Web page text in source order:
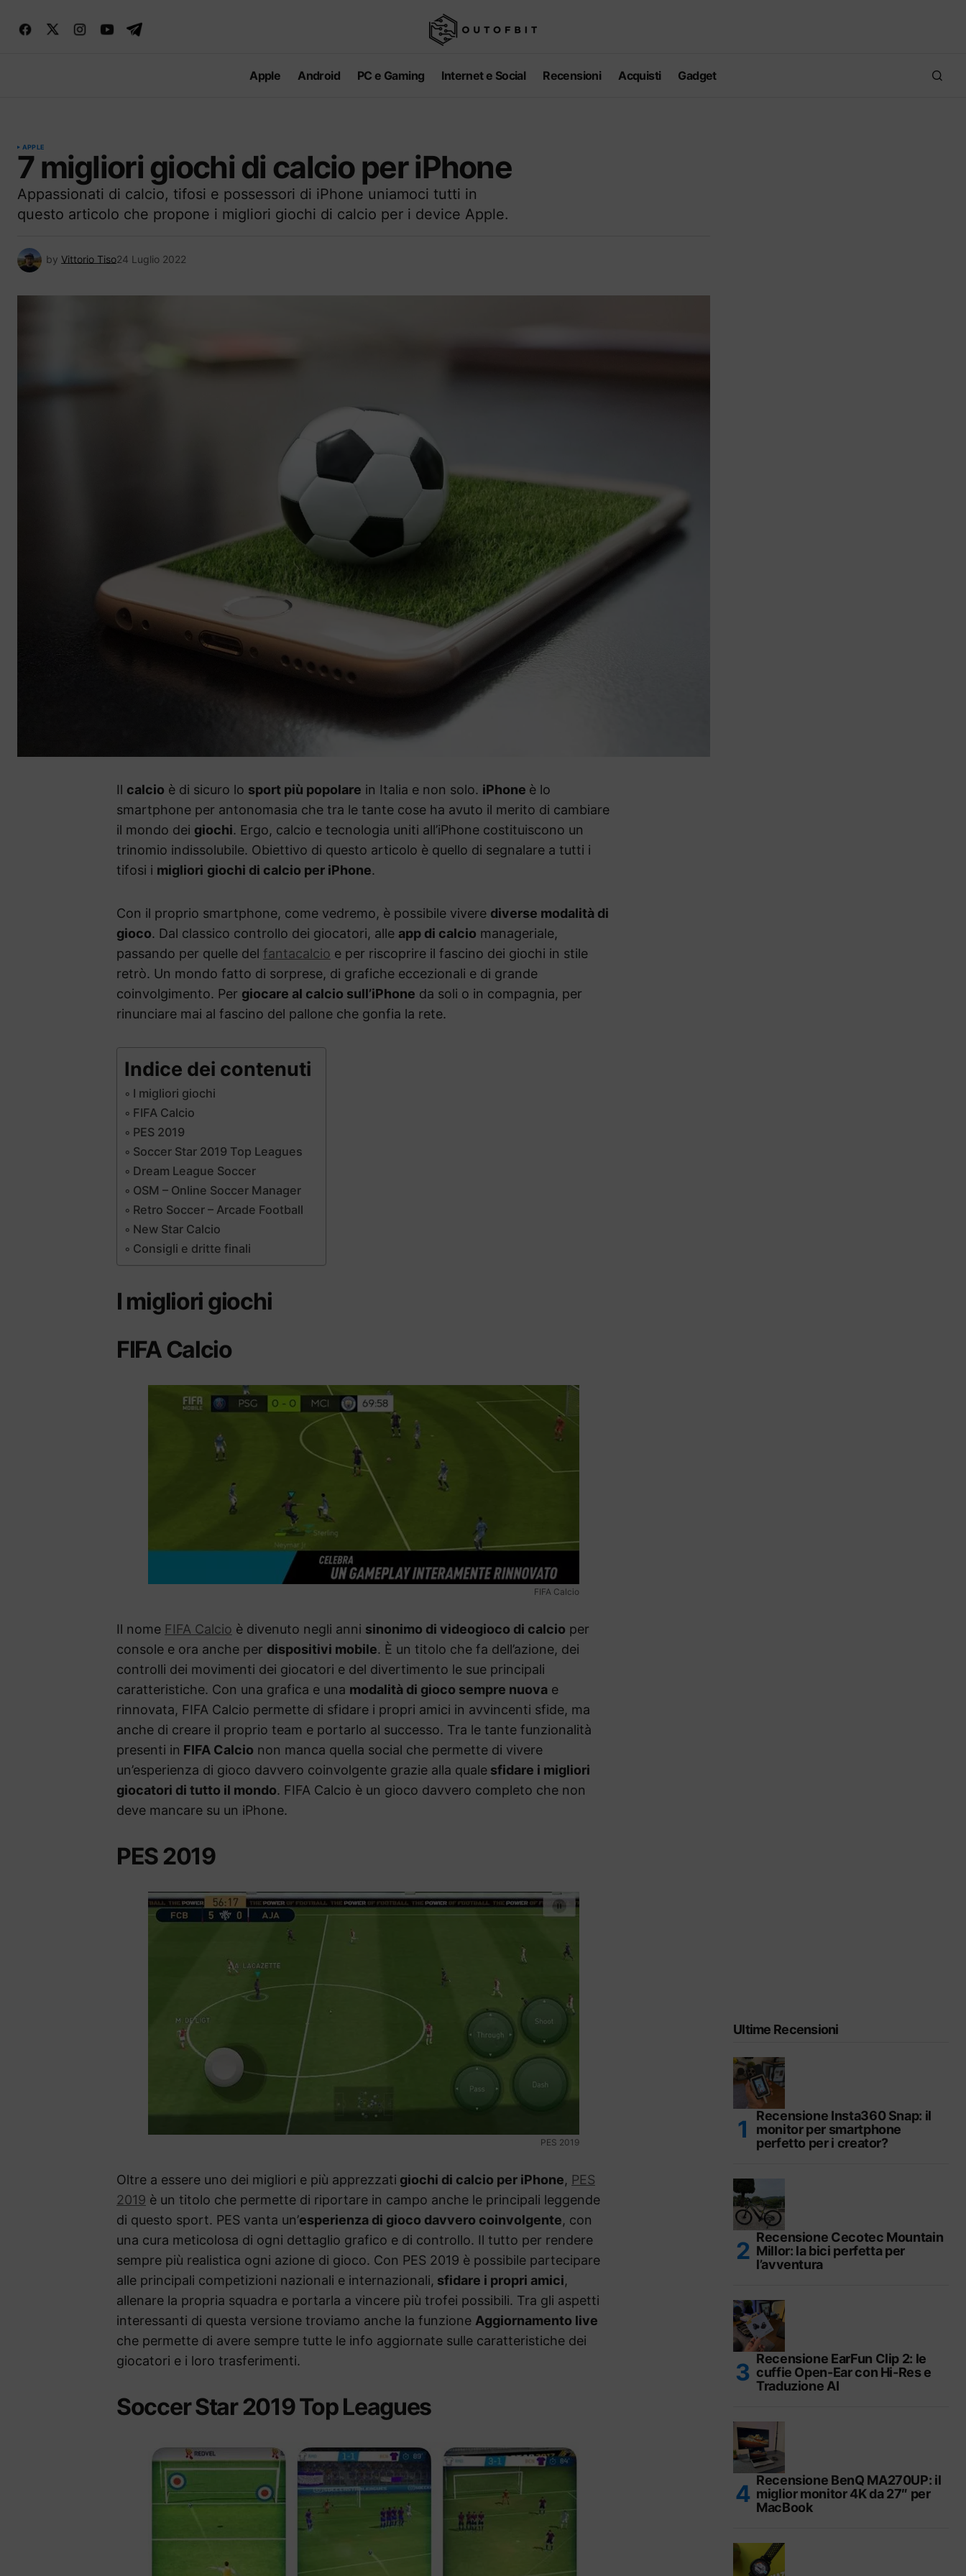
Apple Android PC e Gaming Internet e Social Recensioni Acquisti Gadget
APPLE
7 migliori giochi di calcio per iPhone
Appassionati di calcio, tifosi e possessori di iPhone uniamoci tutti in
questo articolo che propone i migliori giochi di calcio per i device Apple.
by Vittorio Tiso24 Luglio 2022
Il calcio è di sicuro lo sport più popolare in Italia e non solo. iPhone è lo
smartphone per antonomasia che tra le tante cose ha avuto il merito di cambiare
il mondo dei giochi. Ergo, calcio e tecnologia uniti all’iPhone costituiscono un
trinomio indissolubile. Obiettivo di questo articolo è quello di segnalare a tutti i
tifosi i migliori giochi di calcio per iPhone.
Con il proprio smartphone, come vedremo, è possibile vivere diverse modalità di
gioco. Dal classico controllo dei giocatori, alle app di calcio manageriale,
passando per quelle del fantacalcio e per riscoprire il fascino dei giochi in stile
retrò. Un mondo fatto di sorprese, di grafiche eccezionali e di grande
coinvolgimento. Per giocare al calcio sull’iPhone da soli o in compagnia, per
rinunciare mai al fascino del pallone che gonfia la rete.
Indice dei contenuti
I migliori giochi
FIFA Calcio
PES 2019
Soccer Star 2019 Top Leagues
Dream League Soccer
OSM – Online Soccer Manager
Retro Soccer – Arcade Football
New Star Calcio
Consigli e dritte finali
I migliori giochi
FIFA Calcio
FIFA Calcio
Il nome FIFA Calcio è divenuto negli anni sinonimo di videogioco di calcio per
console e ora anche per dispositivi mobile. È un titolo che fa dell’azione, dei
controlli dei movimenti dei giocatori e del divertimento le sue principali
caratteristiche. Con una grafica e una modalità di gioco sempre nuova e
rinnovata, FIFA Calcio permette di sfidare i propri amici in avvincenti sfide, ma
anche di creare il proprio team e portarlo al successo. Tra le tante funzionalità
presenti in FIFA Calcio non manca quella social che permette di vivere
un’esperienza di gioco davvero coinvolgente grazie alla quale sfidare i migliori
giocatori di tutto il mondo. FIFA Calcio è un gioco davvero completo che non
deve mancare su un iPhone.
PES 2019
PES 2019
Oltre a essere uno dei migliori e più apprezzati giochi di calcio per iPhone, PES
2019 è un titolo che permette di riportare in campo anche le principali leggende
di questo sport. PES vanta un’esperienza di gioco davvero coinvolgente, con
una cura meticolosa di ogni dettaglio grafico e di controllo. Il tutto per rendere
sempre più realistica ogni azione di gioco. Con PES 2019 è possibile partecipare
alle principali competizioni nazionali e internazionali, sfidare i propri amici,
allenare la propria squadra e portarla a vincere più trofei possibili. Tra gli aspetti
interessanti di questa versione troviamo anche la funzione Aggiornamento live
che permette di avere sempre tutte le info aggiornate sulle caratteristiche dei
giocatori e i loro trasferimenti.
Soccer Star 2019 Top Leagues
Ultime Recensioni
Recensione Insta360 Snap: il
monitor per smartphone
perfetto per i creator?
Recensione Cecotec Mountain
Millor: la bici perfetta per
l’avventura
Recensione EarFun Clip 2: le
cuffie Open-Ear con Hi-Res e
Traduzione AI
Recensione BenQ MA270UP: il
miglior monitor 4K da 27″ per
MacBook